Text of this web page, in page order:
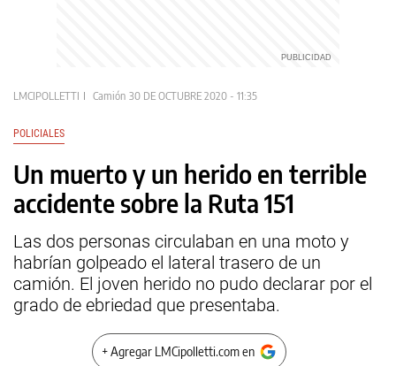
LMCIPOLLETTI Camión 30 DE OCTUBRE 2020 - 11:35
POLICIALES
Un muerto y un herido en terrible
accidente sobre la Ruta 151
Las dos personas circulaban en una moto y
habrían golpeado el lateral trasero de un
camión. El joven herido no pudo declarar por el
grado de ebriedad que presentaba.
+ Agregar LMCipolletti.com en